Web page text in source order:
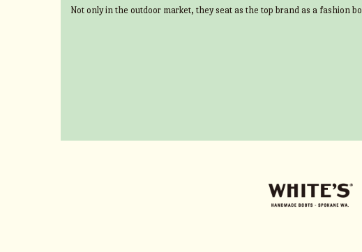
Not only in the outdoor market, they seat as the top brand as a fashion